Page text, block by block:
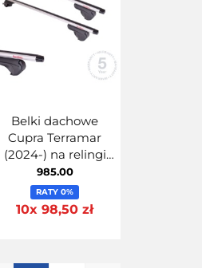
Belki dachowe
Cupra Terramar
(2024-) na relingi
zintegrowane
Aluminiowe
MontBlanc Activa
Alu 125 Kit 06
985.00
RATY 0%
10x 98,50 zł